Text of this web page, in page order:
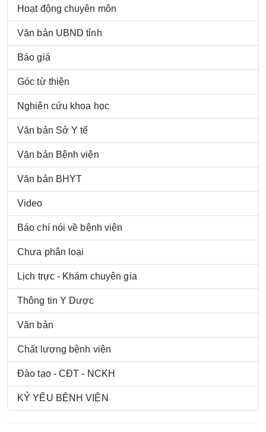
Hoạt động chuyên môn
Văn bản UBND tỉnh
Báo giá
Góc từ thiện
Nghiên cứu khoa học
Văn bản Sở Y tế
Văn bản Bệnh viện
Văn bản BHYT
Video
Báo chí nói về bệnh viện
Chưa phân loại
Lịch trực - Khám chuyên gia
Thông tin Y Dược
Văn bản
Chất lượng bệnh viện
Đào tạo - CĐT - NCKH
KỶ YẾU BỆNH VIỆN